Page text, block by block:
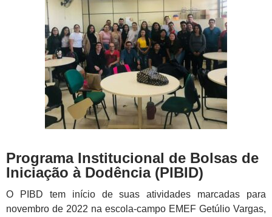
Programa Institucional de Bolsas de
Iniciação à Dodência (PIBID)
O PIBD tem início de suas atividades marcadas para
novembro de 2022 na escola-campo EMEF Getúlio Vargas,